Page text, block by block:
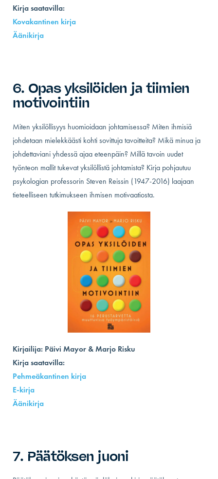
Kirja saatavilla:
Kovakantinen kirja
Äänikirja
6. Opas yksilöiden ja tiimien
motivointiin
Miten yksilöllisyys huomioidaan johtamisessa? Miten ihmisiä
johdetaan mielekkäästi kohti sovittuja tavoitteita? Mikä minua ja
johdettaviani yhdessä ajaa eteenpäin? Millä tavoin uudet
työnteon mallit tukevat yksilöllistä johtamista? Kirja pohjautuu
psykologian professorin Steven Reissin (1947-2016) laajaan
tieteelliseen tutkimukseen ihmisen motivaatiosta.
Kirjailija: Päivi Mayor & Marjo Risku
Kirja saatavilla:
Pehmeäkantinen kirja
E-kirja
Äänikirja
7. Päätöksen juoni